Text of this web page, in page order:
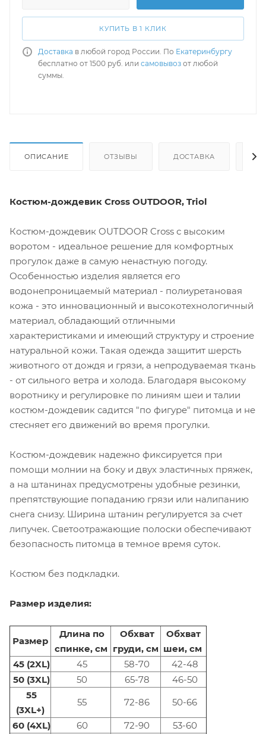
КУПИТЬ В 1 КЛИК
Доставка в любой город России. По Екатеринбургу
бесплатно от 1500 руб. или самовывоз от любой
суммы.
ОПИСАНИЕ ОТЗЫВЫ ДОСТАВКА
Костюм-дождевик Cross OUTDOOR, Triol
Костюм-дождевик OUTDOOR Cross с высоким
воротом - идеальное решение для комфортных
прогулок даже в самую ненастную погоду.
Особенностью изделия является его
водонепроницаемый материал - полиуретановая
кожа - это инновационный и высокотехнологичный
материал, обладающий отличными
характеристиками и имеющий структуру и строение
натуральной кожи. Такая одежда защитит шерсть
животного от дождя и грязи, а непродуваемая ткань
- от сильного ветра и холода. Благодаря высокому
воротнику и регулировке по линиям шеи и талии
костюм-дождевик садится "по фигуре" питомца и не
стесняет его движений во время прогулки.
Костюм-дождевик надежно фиксируется при
помощи молнии на боку и двух эластичных пряжек,
а на штанинах предусмотрены удобные резинки,
препятствующие попаданию грязи или налипанию
снега снизу. Ширина штанин регулируется за счет
липучек. Светоотражающие полоски обеспечивают
безопасность питомца в темное время суток.
Костюм без подкладки.
Размер изделия:
Размер
Длина по
спинке, см
Обхват
груди, см
Обхват
шеи, см
45 (2XL)
45 58-70
42-48
50 (3XL)
50 65-78
46-50
55
(3XL+)
55 72-86 50-66
60 (4XL) 60 72-90
53-60